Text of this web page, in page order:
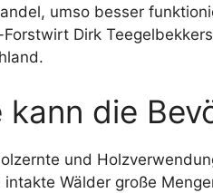
umso besser
Forstwirt Dirk
kann die
und
intakte Wälder große